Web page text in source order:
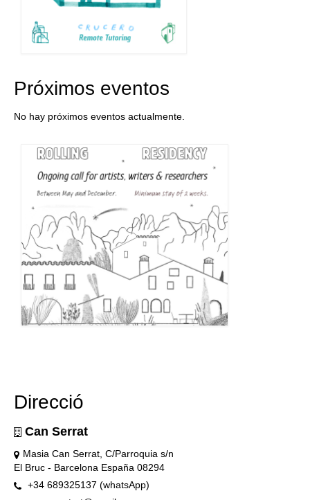
Próximos eventos
No hay próximos eventos actualmente.
Direcció
Can Serrat
Masia Can Serrat, C/Parroquia s/n
El Bruc - Barcelona España 08294
+34 689325137 (whatsApp)